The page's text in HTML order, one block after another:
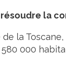
la
la
000